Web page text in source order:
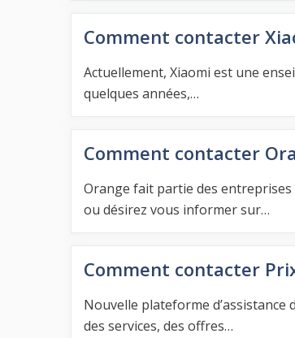
Comment contacter
Actuellement, Xiaomi est une
quelques années,…
Comment contacter
Orange fait partie des entreprises
ou désirez vous informer sur…
Comment contacter
Nouvelle plateforme d’assistance
des services, des offres…